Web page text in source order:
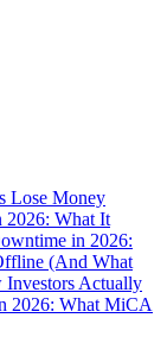
Lose Money
2026: What It
in 2026:
(And What
Actually
2026: What MiCA